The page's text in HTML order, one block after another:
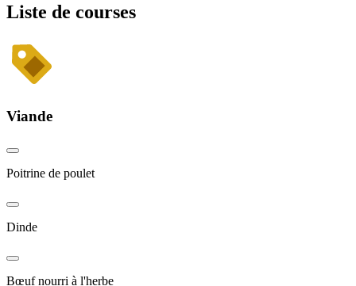
Liste de courses
Viande
Poitrine de poulet
Dinde
Bœuf nourri à l'herbe